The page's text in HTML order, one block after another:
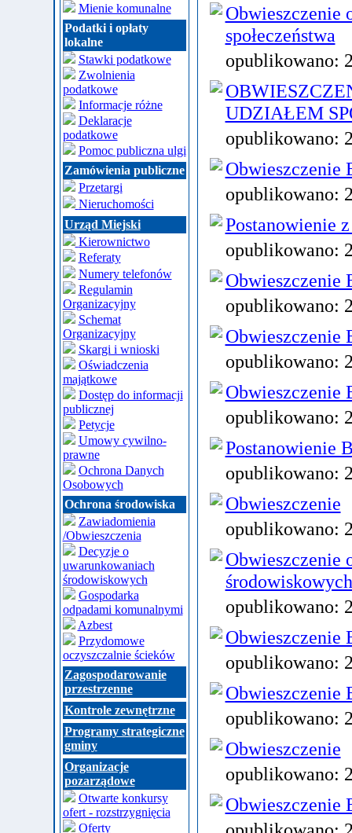
Mienie komunalne
Podatki i opłaty
lokalne
Stawki podatkowe
Zwolnienia
podatkowe
Informacje różne
Deklaracje
podatkowe
Pomoc publiczna ulgi
Zamówienia publiczne
Przetargi
Nieruchomości
Urząd Miejski
Kierownictwo
Referaty
Numery telefonów
Regulamin
Organizacyjny
Schemat
Organizacyjny
Skargi i wnioski
Oświadczenia
majątkowe
Dostęp do informacji
publicznej
Petycje
Umowy cywilno-
prawne
Ochrona Danych
Osobowych
Ochrona środowiska
Zawiadomienia
/Obwieszczenia
Decyzje o
uwarunkowaniach
środowiskowych
Gospodarka
odpadami komunalnymi
Azbest
Przydomowe
oczyszczalnie ścieków
Zagospodarowanie
przestrzenne
Kontrole zewnętrzne
Programy strategiczne
gminy
Organizacje
pozarządowe
Otwarte konkursy
ofert - rozstrzygnięcia
Oferty
Obwieszczenie
społeczeństwa
opublikowano:
UDZIAŁEM
opublikowano:
Obwieszczenie
opublikowano:
Postanowienie
opublikowano:
Obwieszczenie
opublikowano:
Obwieszczenie
opublikowano:
Obwieszczenie
opublikowano:
Postanowienie
opublikowano:
Obwieszczenie
opublikowano:
Obwieszczenie
opublikowano:
Obwieszczenie
opublikowano:
Obwieszczenie
opublikowano:
Obwieszczenie
opublikowano:
Obwieszczenie